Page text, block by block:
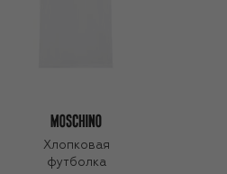
Хлопковая
футболка